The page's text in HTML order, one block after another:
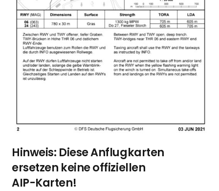
Hinweis: Diese Anflugkarten
ersetzen keine offiziellen
AIP-Karten!